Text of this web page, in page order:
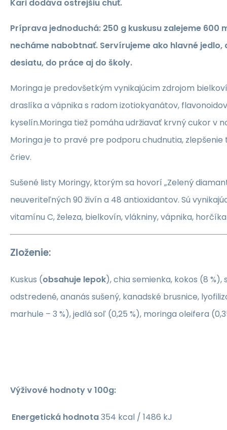
Kari dodáva ostrejšiu chuť.
Príprava jednoduchá: 250 g kuskusu zalejeme 600
necháme nabobtnať. Servírujeme ako hlavné jedlo,
desiatu, do práce aj do školy.
Moringa je predovšetkým vynikajúcim zdrojom
draslíka a vápnika s radom izotiokyanátov,
kyselín.Moringa tiež pomáha udržiavať krvný cukor v
Moringa je to pravé pre podporu chudnutia, zlepšenie
čriev.
Sušené listy Moringy, ktorým sa hovorí „Zelený
neuveriteľných 90 živín a 48 antioxidantov. Sú
vitamínu C, železa, bielkovín, vlákniny, vápnika,
Zloženie:
Kuskus (obsahuje lepok), chia semienka, kokos (8 %),
odstredené, ananás sušený, kanadské brusnice,
marhule – 3 %), jedlá soľ (0,25 %), moringa oleifera
Výživové hodnoty v 100g:
Energetická hodnota354 kcal / 1486 kJ